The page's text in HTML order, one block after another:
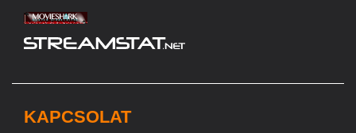
KAPCSOLAT